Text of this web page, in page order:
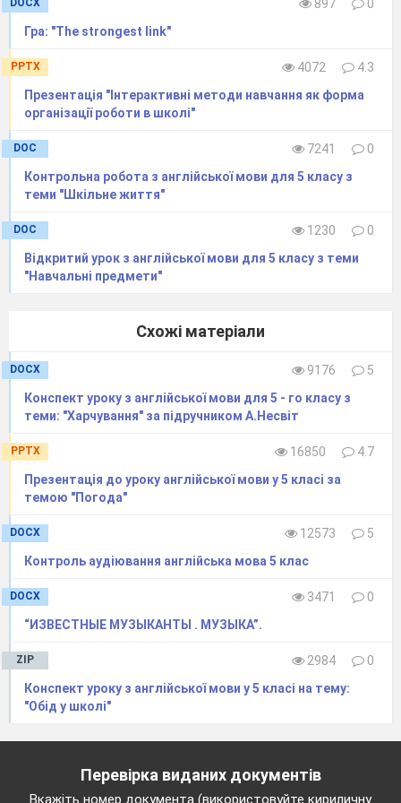
Speaking.
Teacher: Dear children! Let’s play the game
the flags. The others have to guess the country.
and 13 stripes. (TheUSA)
This flag is blue, white and red. It has three
This flag is white, blue and red. (Russia
I raise my hands,
I bend down,
I touch my toes.
I stand up straight,
I raise my hands,
I stretch my arms sideways,
Grammar Practice
DOCX 897
0
Гра: "The strongest link"
PPTX 4072
4.3
Презентація "Інтерактивні методи навчання як форма
організації роботи в школі"
DOC 7241
0
Контрольна робота з англійської мови для 5 класу з
теми "Шкільне життя"
DOC 1230
0
Відкритий урок з англійської мови для 5 класу з теми
"Навчальні предмети"
Схожі матеріали
DOCX 9176
5
Конспект уроку з англійської мови для 5 - го класу з
теми: "Харчування" за підручником А.Несвіт
PPTX 16850
4.7
Презентація до уроку англійської мови у 5 класі за
темою "Погода"
DOCX 12573
5
Контроль аудіювання англійська мова 5 клас
DOCX 3471
0
“ИЗВЕСТНЫЕ МУЗЫКАНТЫ . МУЗЫКА”.
ZIP 2984
0
Конспект уроку з англійської мови у 5 класі на тему:
"Обід у школі"
Перевірка виданих документів
Вкажіть номер документа (використовуйте кириличну